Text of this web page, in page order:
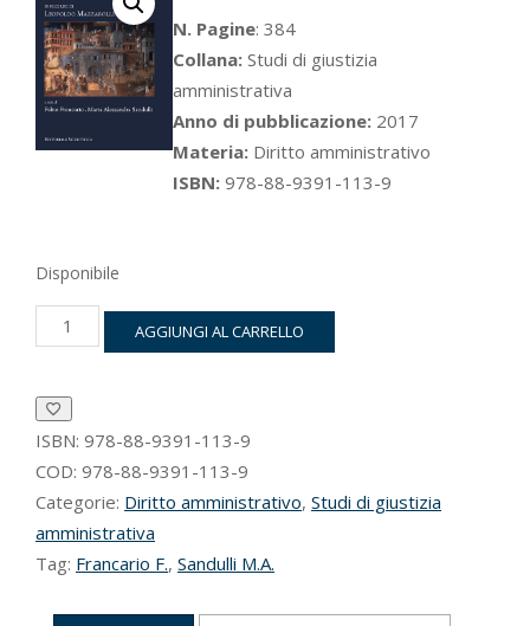
originale
era:
€30.00.
attuale
è:
N. Pagine: 384
Collana: Studi di giustizia
amministrativa
Anno di pubblicazione: 2017
Materia: Diritto amministrativo
ISBN: 978-88-9391-113-9
Disponibile
Profili
oggettivi
della
giurisdizione
amministrativa
AGGIUNGI AL CARRELLO
ISBN: 978-88-9391-113-9
COD: 978-88-9391-113-9
Categorie: Diritto amministrativo, Studi di giustizia
amministrativa
Tag: Francario F., Sandulli M.A.